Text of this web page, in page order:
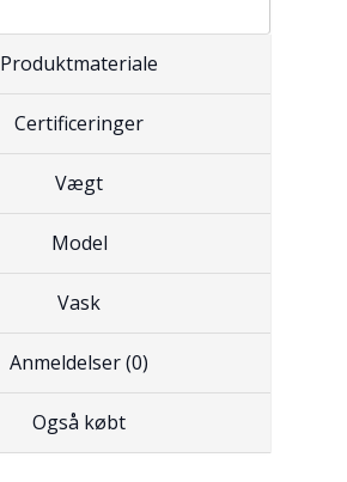
Produktmateriale
Certificeringer
Vægt
Model
Vask
Anmeldelser (0)
Også købt